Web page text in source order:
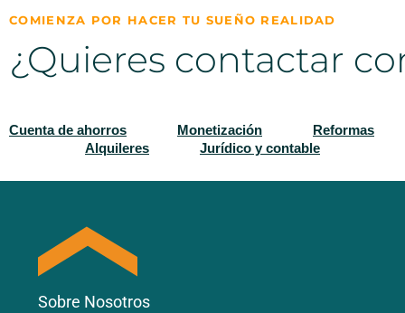
COMIENZA POR HACER TU SUEÑO REALIDAD
¿Quieres contactar
Cuenta de ahorros Monetización
Reformas
Alquileres
Jurídico y contable
Sobre Nosotros